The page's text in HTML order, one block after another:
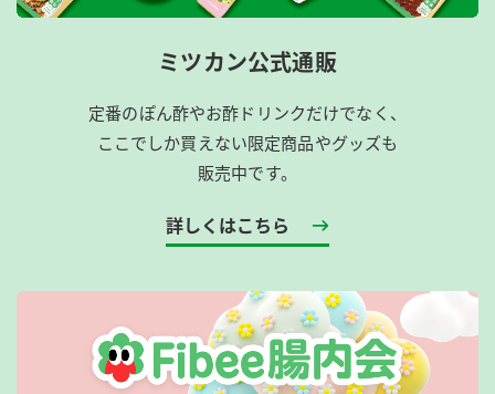
ミツカン公式通販
定番のぽん酢やお酢ドリンクだけでなく、
ここでしか買えない限定商品やグッズも
販売中です。
詳しくはこちら